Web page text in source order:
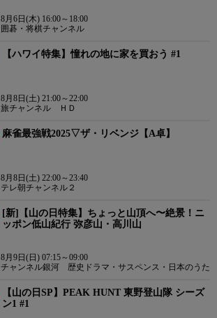
8月6日(木) 16:00～18:00
囲碁・将棋チャンネル
【ハワイ特集】憧れの地に家を買おう #1
8月8日(土) 21:00～22:00
旅チャンネル ＨＤ
麻雀最強戦2025▽ザ・リベンジ【A卓】
8月8日(土) 22:00～23:40
テレ朝チャンネル２
[新]【山の日特集】ちょっと山頂へ〜絶景！ニ
ッポン低山紀行 弥彦山・高川山
8月9日(日) 07:15～09:00
チャンネル銀河 歴史ドラマ・サスペンス・日本のうた
【山の日SP】PEAK HUNT 東野登山隊 シーズ
ン1 #1